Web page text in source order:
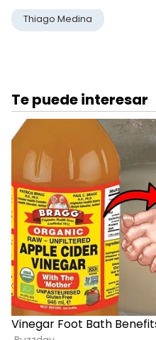
Thiago Medina